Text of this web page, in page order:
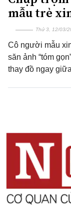
mẫu trẻ
Thứ 3, 12/03/
Cô người mẫu
săn ảnh “tóm
thay đồ ngay